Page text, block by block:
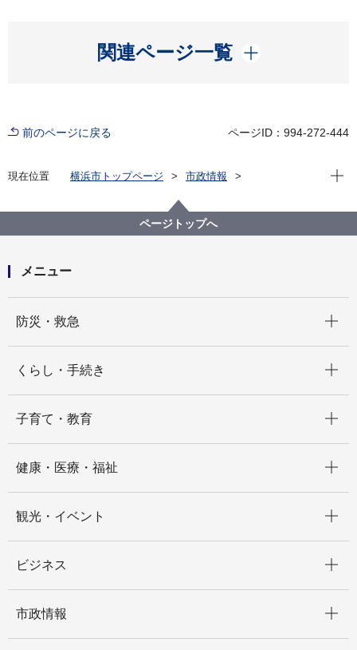
関連ページ一覧
開く
前のページに戻る ページID：994-272-444
現在位置 横浜市トップページ
市政情報
20周年！ヨコハマ市民まち普請事業２次コンテストを
開催します！
現在
ページトップへ
メニュー
防災・救急
くらし・手続き
子育て・教育
健康・医療・福祉
観光・イベント
ビジネス
市政情報